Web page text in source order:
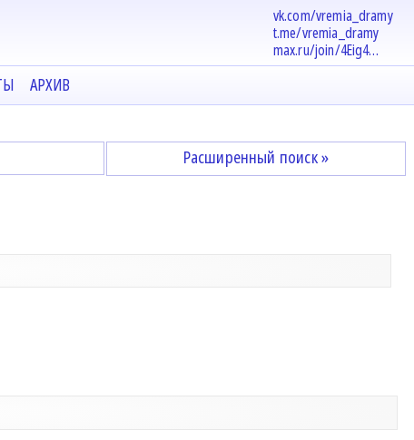
vk.com/vremia_dramy
t.me/vremia_dramy
max.ru/join/4Eig4…
АРХИВ
Расширенный поиск »